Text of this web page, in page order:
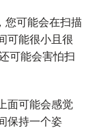
您可能会在扫描
可能很小且很
可能会害怕扫
面可能会感觉
保持一个姿